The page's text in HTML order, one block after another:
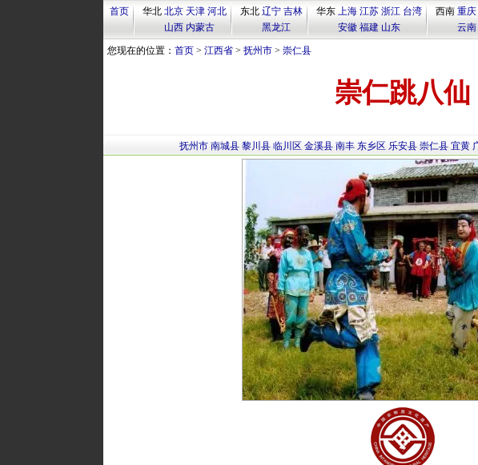
首页 华北 北京 天津 河北
山西 内蒙古
东北 辽宁 吉林
黑龙江
华东 上海 江苏 浙江 台湾
安徽 福建 山东
西南 重庆
云南
您现在的位置： 首页> 江西省> 抚州市> 崇仁县
崇仁跳八仙
抚州市 南城县 黎川县 临川区 金溪县 南丰 东乡区 乐安县 崇仁县 宜黄